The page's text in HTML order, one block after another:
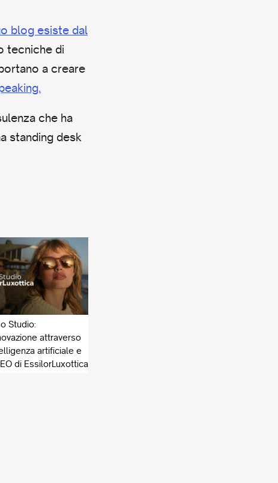
blog esiste dal
tecniche di
a creare
che ha
standing desk
Studio:
attraverso
artificiale e
di EssilorLuxottica